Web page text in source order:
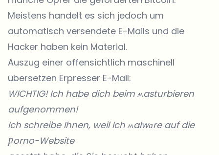
Meistens handelt es sich jedoch um
automatisch versendete E-Mails und die
Hacker haben kein Material.
Auszug einer offensichtlich maschinell
übersetzen Erpresser E-Mail:
WICHTIG! Ich habe dich beim ʍasturbieren
aufgenommen!
Ich schreibe Ihnen, weil Ich ʍalwаre auf die
Ƿorno-Website